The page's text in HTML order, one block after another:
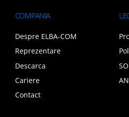
COMPANIA
Despre ELBA-COM
Reprezentare
Descarca
Cariere
Contact